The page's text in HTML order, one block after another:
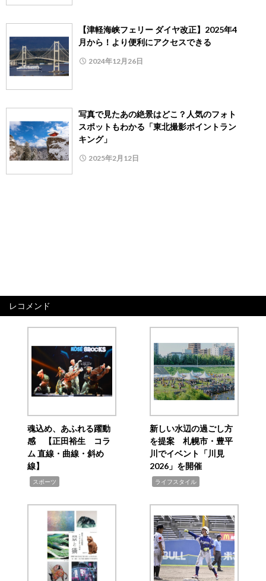
【津軽海峡フェリー ダイヤ改正】2025年4
月から！より便利にアクセスできる
2024年12月26日
写真で見たあの絶景はどこ？人気のフォト
スポットもわかる「東北撮影ポイントラン
キング」
2025年2月12日
レコメンド
魂込め、あふれる躍動
感 【正田裕生 コラ
ム 直線・曲線・斜め
線】
スポーツ
新しい水辺の過ごし方
を提案 札幌市・豊平
川でイベント「川見
2026」を開催
ライフスタイル